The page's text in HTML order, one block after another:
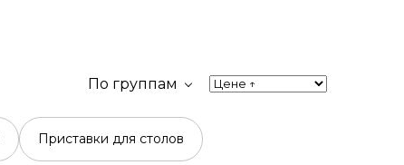
По группам
Приставки для столов